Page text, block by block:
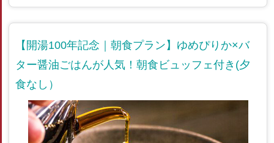
【開湯100年記念｜朝食プラン】ゆめぴりか×バ
ター醤油ごはんが人気！朝食ビュッフェ付き(夕
食なし）